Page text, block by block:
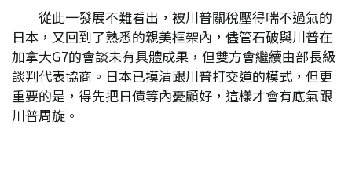
從此一發展不難看出，被川普關稅壓得喘不過氣的
日本，又回到了熟悉的親美框架內，儘管石破與川普在
加拿大G7的會談未有具體成果，但雙方會繼續由部長級
談判代表協商。日本已摸清跟川普打交道的模式，但更
重要的是，得先把日債等內憂顧好，這樣才會有底氣跟
川普周旋。